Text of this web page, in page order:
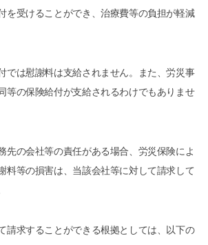
を受けることができ、治療費等の負担が軽減
では慰謝料は支給されません。また、労災事
等の保険給付が支給されるわけでもありませ
先の会社等の責任がある場合、労災保険によ
料等の損害は、当該会社等に対して請求して
請求することができる根拠としては、以下の